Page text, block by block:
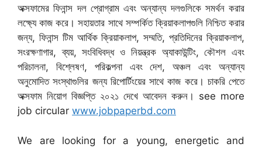
অক্সফামের ফিনান্স দল প্রোগ্রাম এবং অন্যান্য দলগুলিকে সমর্থন করার
লক্ষ্যে কাজ করে। সহায়তার সাথে সম্পর্কিত ক্রিয়াকলাপগুলি নিশ্চিত করার
জন্য, ফিনান্স টিম আর্থিক ক্রিয়াকলাপ, সম্মতি, প্রতিদিনের ক্রিয়াকলাপ,
সংরক্ষণাগার, ব্যয়, সংবিধিবদ্ধ ও নিয়ন্ত্রক অ্যাকাউন্টিং, কৌশল এবং
পরিচালনা, বিশ্লেষণ, পরিকল্পনা এবং দেশ, অঞ্চল এবং অন্যান্য
অনুমোদিত সংস্থাগুলির জন্য রিপোর্টিংয়ের সাথে কাজ করে। চাকরি পেতে
অক্সফাম নিয়োগ বিজ্ঞপ্তি ২০২১ দেখে আবেদন করুন। see more
job circular www.jobpaperbd.com
We are looking for a young, energetic and